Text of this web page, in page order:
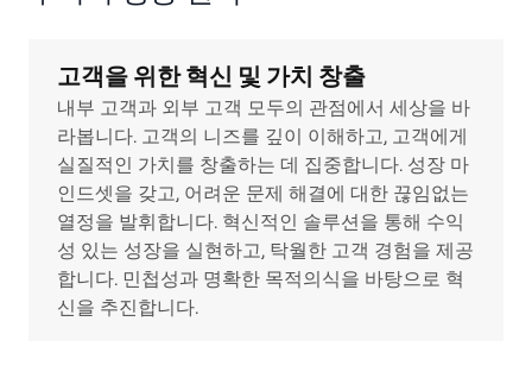
고객을 위한 혁신 및 가치 창출
내부 고객과 외부 고객 모두의 관점에서 세상을 바
라봅니다. 고객의 니즈를 깊이 이해하고, 고객에게
실질적인 가치를 창출하는 데 집중합니다. 성장 마
인드셋을 갖고, 어려운 문제 해결에 대한 끊임없는
열정을 발휘합니다. 혁신적인 솔루션을 통해 수익
성 있는 성장을 실현하고, 탁월한 고객 경험을 제공
합니다. 민첩성과 명확한 목적의식을 바탕으로 혁
신을 추진합니다.